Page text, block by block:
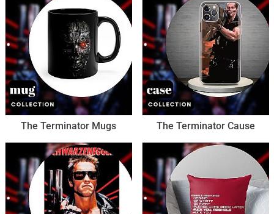
The Terminator Mugs The Terminator Cause